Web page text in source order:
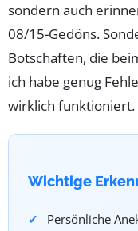
sondern auch
08/15-Gedöns.
Botschaften, die
ich habe genug
wirklich funktioniert.
Wichtige
Persönliche